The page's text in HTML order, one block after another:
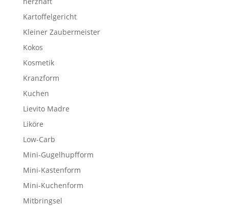
Kartoffelgericht
Kleiner Zaubermeister
Kokos
Kosmetik
Kranzform
Kuchen
Lievito Madre
Liköre
Low-Carb
Mini-Gugelhupfform
Mini-Kastenform
Mini-Kuchenform
Mitbringsel